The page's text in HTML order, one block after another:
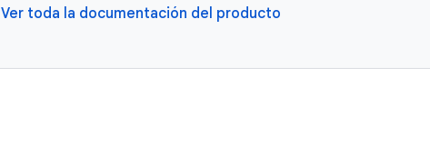
Ver toda la documentación del producto